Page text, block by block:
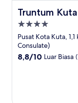
Truntum Kuta
Truntum Kuta
Properti
bintang
4.0
Pusat Kota Kuta,
Consulate)
8.8
8,8/10 Luar Biasa